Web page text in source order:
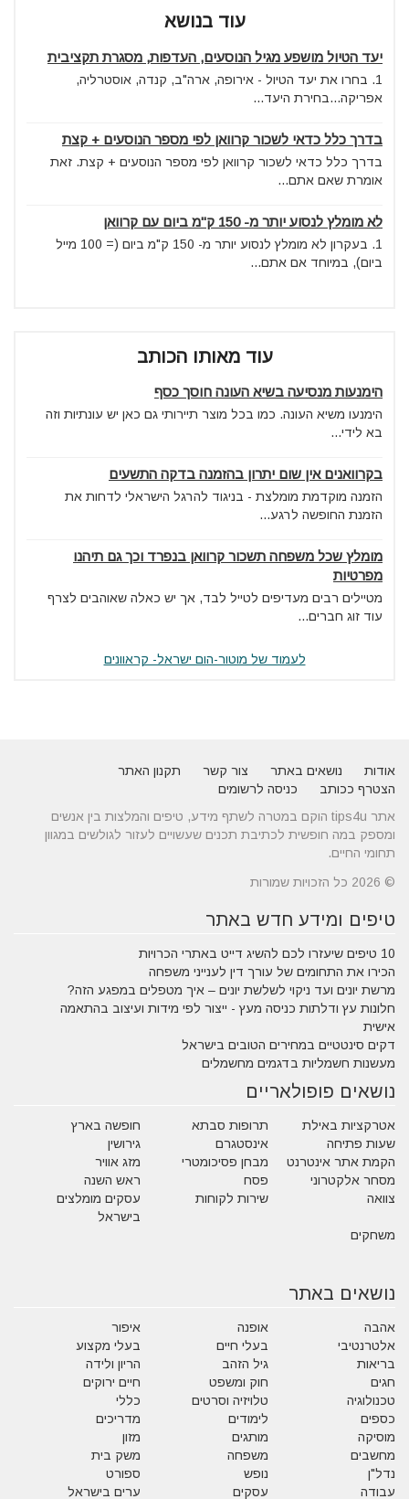
עוד בנושא
יעד הטיול מושפע מגיל הנוסעים, העדפות, מסגרת תקציבית
1. בחרו את יעד הטיול - אירופה, ארה"ב, קנדה, אוסטרליה,
אפריקה...בחירת היעד...
בדרך כלל כדאי לשכור קרוואן לפי מספר הנוסעים + קצת
בדרך כלל כדאי לשכור קרוואן לפי מספר הנוסעים + קצת. זאת
אומרת שאם אתם...
לא מומלץ לנסוע יותר מ- 150 ק"מ ביום עם קרוואן
1. בעקרון לא מומלץ לנסוע יותר מ- 150 ק"מ ביום (= 100 מייל
ביום), במיוחד אם אתם...
עוד מאותו הכותב
הימנעות מנסיעה בשיא העונה חוסך כסף
הימנעו משיא העונה. כמו בכל מוצר תיירותי גם כאן יש עונתיות וזה
בא לידי...
בקרוואנים אין שום יתרון בהזמנה בדקה התשעים
הזמנה מוקדמת מומלצת - בניגוד להרגל הישראלי לדחות את
הזמנת החופשה לרגע...
מומלץ שכל משפחה תשכור קרוואן בנפרד וכך גם תיהנו
מפרטיות
מטיילים רבים מעדיפים לטייל לבד, אך יש כאלה שאוהבים לצרף
עוד זוג חברים...
לעמוד של מוטור-הום ישראל- קראוונים
אודות נושאים באתר צור קשר
תקנון האתר
הצטרף ככותב
כניסה לרשומים
אתר tips4u הוקם במטרה לשתף מידע, טיפים והמלצות בין אנשים
ומספק במה חופשית לכתיבת תכנים שעשויים לעזור לגולשים במגוון
תחומי החיים.
© 2026 כל הזכויות שמורות
טיפים ומידע חדש באתר
10 טיפים שיעזרו לכם להשיג דייט באתרי הכרויות
הכירו את התחומים של עורך דין לענייני משפחה
מרשת יונים ועד ניקוי לשלשת יונים – איך מטפלים במפגע הזה?
חלונות עץ ודלתות כניסה מעץ - ייצור לפי מידות ועיצוב בהתאמה
אישית
דקים סינטטיים במחירים הטובים בישראל
מעשנות חשמליות בדגמים מחשמלים
נושאים פופולאריים
אטרקציות באילת תרופות סבתא
חופשה בארץ
שעות פתיחה
אינסטגרם
גירושין
הקמת אתר אינטרנט
מבחן פסיכומטרי
מזג אוויר
מסחר אלקטרוני
פסח
ראש השנה
צוואה
שירות לקוחות
עסקים מומלצים
בישראל
משחקים
נושאים באתר
אהבה אופנה
איפור
אלטרנטיבי
בעלי חיים
בעלי מקצוע
בריאות
גיל הזהב
הריון ולידה
חגים
חוק ומשפט
חיים ירוקים
טכנולוגיה
טלויזיה וסרטים
כללי
כספים
לימודים
מדריכים
מוסיקה
מותגים
מזון
מחשבים
משפחה
משק בית
נדל"ן
נופש
ספורט
עבודה
עסקים ערים בישראל